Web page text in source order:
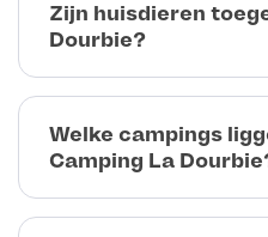
Zijn huisdieren
Dourbie?
Welke campings
Camping La